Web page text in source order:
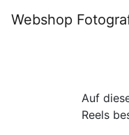
Webshop
Auf
Reels